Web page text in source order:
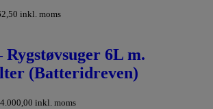
inkl. moms
6L m.
(Batteridreven)
4.000,00 inkl. moms